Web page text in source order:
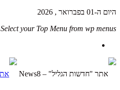
היום ה-01 בפברואר , 2026
Select your Top Menu from wp menus